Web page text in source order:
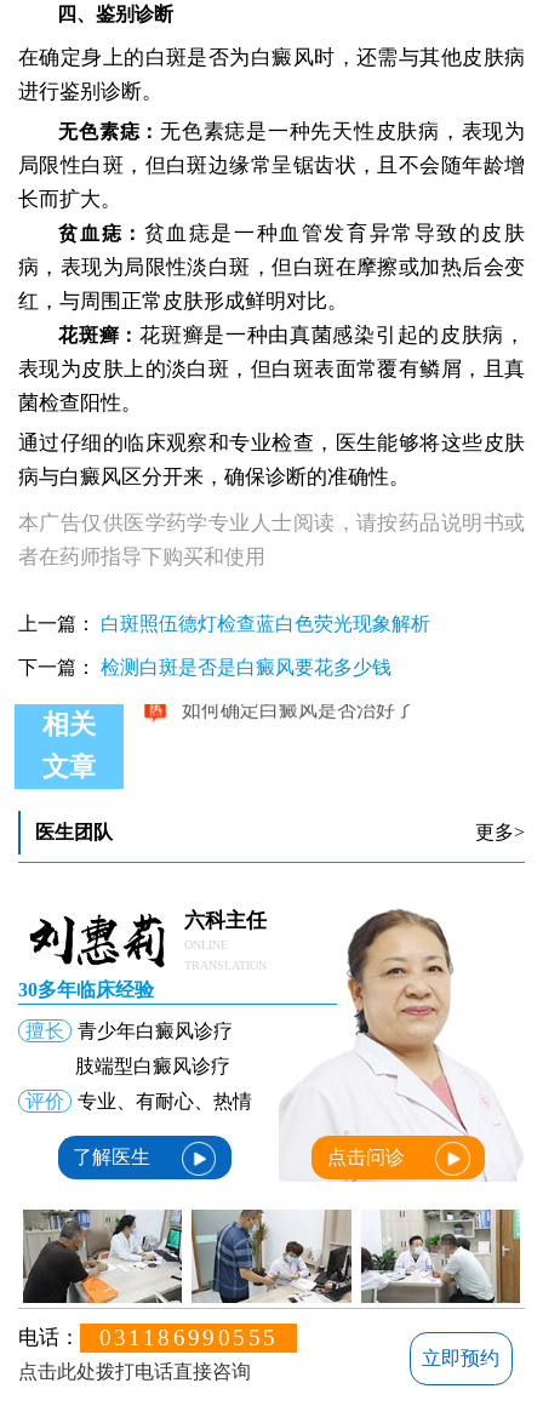
四、鉴别诊断
在确定身上的白斑是否为白癜风时，还需与其他皮肤病
进行鉴别诊断。
无色素痣：无色素痣是一种先天性皮肤病，表现为
局限性白斑，但白斑边缘常呈锯齿状，且不会随年龄增
长而扩大。
贫血痣： 贫血痣是一种血管发育异常导致的皮肤
病，表现为局限性淡白斑，但白斑在摩擦或加热后会变
红，与周围正常皮肤形成鲜明对比。
花斑癣：花斑癣是一种由真菌感染引起的皮肤病，
表现为皮肤上的淡白斑，但白斑表面常覆有鳞屑，且真
菌检查阳性。
通过仔细的临床观察和专业检查，医生能够将这些皮肤
病与白癜风区分开来，确保诊断的准确性。
本广告仅供医学药学专业人士阅读，请按药品说明书或
者在药师指导下购买和使用
上一篇： 白斑照伍德灯检查蓝白色荧光现象解析
下一篇： 检测白斑是否是白癜风要花多少钱
相关
文章
如何确定白斑就是白癜风
如何确定白癜风是否治好了
医生团队 更多>
六科主任
ONLINE
TRANSLATION
30多年临床经验
擅长
青少年白癜风诊疗
肢端型白癜风诊疗
评价
专业、有耐心、热情
了解医生 点击问诊
电话： 031186990555
点击此处拨打电话直接咨询
立即预约